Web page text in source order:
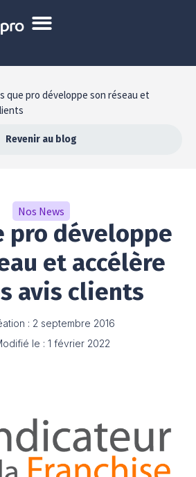
que pro développe son réseau et
Revenir au blog
Nos News
pro développe
et accélère
avis clients
: 2 septembre 2016
le : 1 février 2022